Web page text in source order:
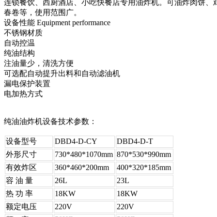
连锁餐饮、西厨酒店、小吃快餐店专用油炸机。可油炸肉饼、
春卷等，使用范围广。
设备性能 Equipment performance
不锈钢材质
自动控温
纯油结构
注油量少，清洗方便
可选配自动提升出料和自动滤油机
漏电保护装置
电加热方式
纯油油炸机设备技术参数：
设备型号 DBD4-D-CY
DBD4-D-T
外形尺寸
730*480*1070mm 870*530*990mm
有效炸区
360*460*200mm
400*320*185mm
容 油 量
26L
23L
热 功 率
18KW
18KW
额定电压
220V
220V